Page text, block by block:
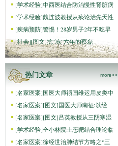
[学术经验]中西医结合防治慢性肾脏病
[学术经验]魏连波教授从痰论治先天性
[疾病预防]警惕！28岁男子2年不吃早
[社会][图文]抗“冻”六年的蔡磊
热门文章 more>>
[名家医案]国医大师禤国维运用皮类中
[名家医案][图文]国医大师南征:以经
[名家医案][图文]吕英教授从三阴寒湿
[学术经验]仝小林院士态靶结合理论临
[名家医案]徐经世治肺结节方略之“三